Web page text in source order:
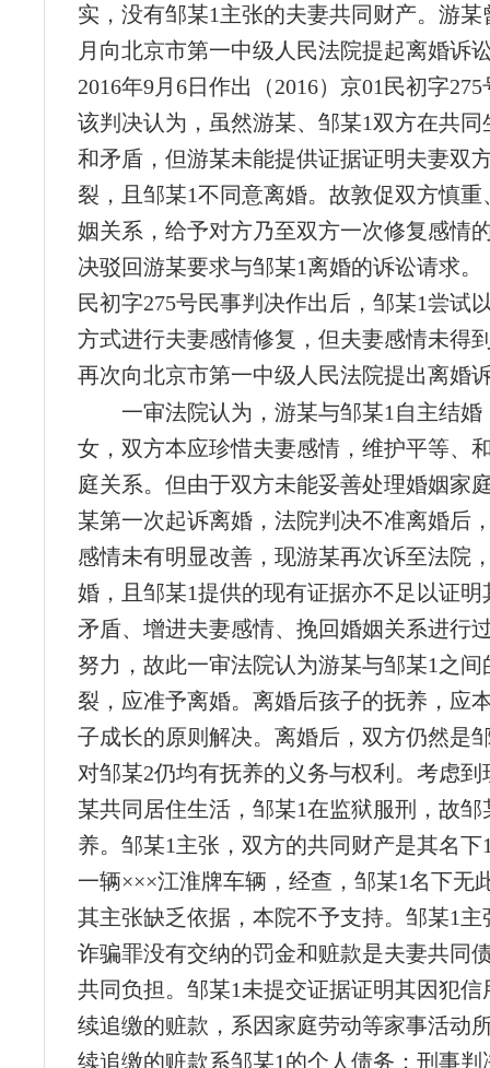
实，没有邹某1主张的夫妻共同财产。游某
月向北京市第一中级人民法院提起离婚诉
2016年9月6日作出（2016）京01民初字
该判决认为，虽然游某、邹某1双方在共同
和矛盾，但游某未能提供证据证明夫妻双
裂，且邹某1不同意离婚。故敦促双方慎重
姻关系，给予对方乃至双方一次修复感情
决驳回游某要求与邹某1离婚的诉讼请求。
民初字275号民事判决作出后，邹某1尝试
方式进行夫妻感情修复，但夫妻感情未得
再次向北京市第一中级人民法院提出离婚
一审法院认为，游某与邹某1自主结婚
女，双方本应珍惜夫妻感情，维护平等、
庭关系。但由于双方未能妥善处理婚姻家
某第一次起诉离婚，法院判决不准离婚后
感情未有明显改善，现游某再次诉至法院
婚，且邹某1提供的现有证据亦不足以证明
矛盾、增进夫妻感情、挽回婚姻关系进行
努力，故此一审法院认为游某与邹某1之间
裂，应准予离婚。离婚后孩子的抚养，应
子成长的原则解决。离婚后，双方仍然是
对邹某2仍均有抚养的义务与权利。考虑到
某共同居住生活，邹某1在监狱服刑，故邹
养。邹某1主张，双方的共同财产是其名下
一辆×××江淮牌车辆，经查，邹某1名下无
其主张缺乏依据，本院不予支持。邹某1主
诈骗罪没有交纳的罚金和赃款是夫妻共同
共同负担。邹某1未提交证据证明其因犯信
续追缴的赃款，系因家庭劳动等家事活动
续追缴的赃款系邹某1的个人债务；刑事判